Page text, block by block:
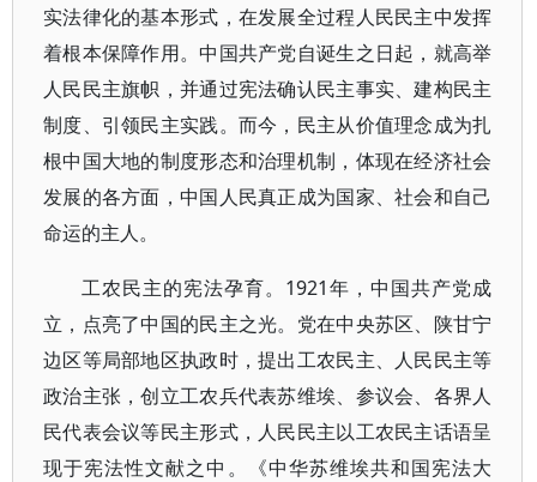
实法律化的基本形式，在发展全过程人民民主中发挥
着根本保障作用。中国共产党自诞生之日起，就高举
人民民主旗帜，并通过宪法确认民主事实、建构民主
制度、引领民主实践。而今，民主从价值理念成为扎
根中国大地的制度形态和治理机制，体现在经济社会
发展的各方面，中国人民真正成为国家、社会和自己
命运的主人。
工农民主的宪法孕育。1921年，中国共产党成
立，点亮了中国的民主之光。党在中央苏区、陕甘宁
边区等局部地区执政时，提出工农民主、人民民主等
政治主张，创立工农兵代表苏维埃、参议会、各界人
民代表会议等民主形式，人民民主以工农民主话语呈
现于宪法性文献之中。《中华苏维埃共和国宪法大